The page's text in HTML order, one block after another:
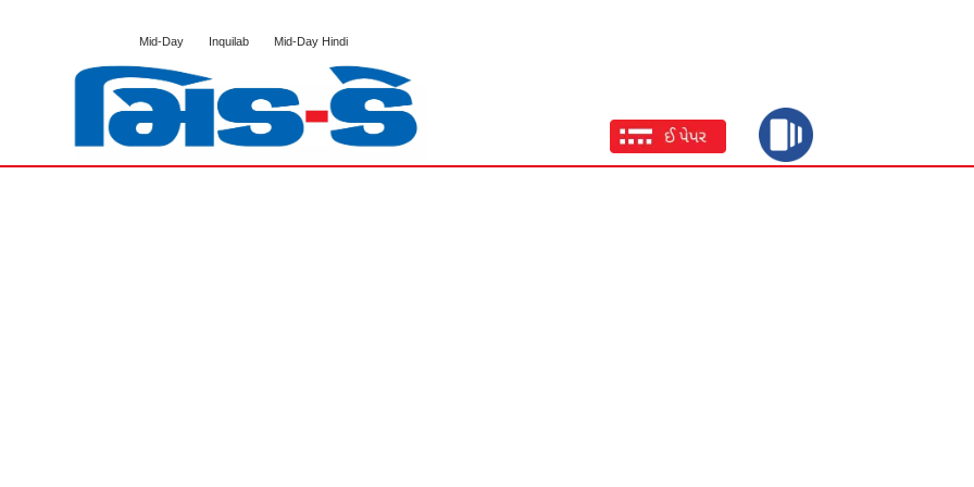
Mid-Day Inquilab Mid-Day Hindi